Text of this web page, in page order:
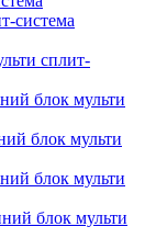
система
сплит-
блок мульти
блок мульти
блок мульти
блок мульти